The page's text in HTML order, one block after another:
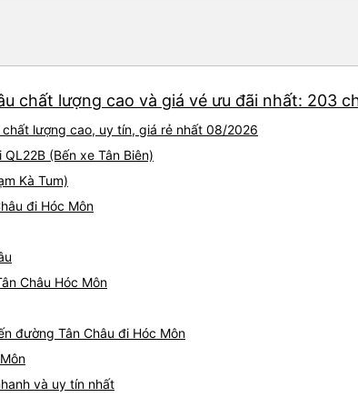
chất lượng cao và giá vé ưu đãi nhất: 203
lượng cao, uy tín, giá rẻ nhất 08/2026
(Bến xe Tân Biên)
Kà Tum)
đi Hóc Môn
Châu Hóc Môn
đường Tân Châu đi Hóc Môn
và uy tín nhất